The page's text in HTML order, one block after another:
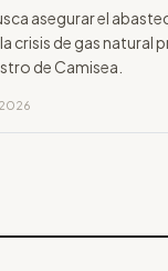
asegurar el
crisis de gas natural
de Camisea.